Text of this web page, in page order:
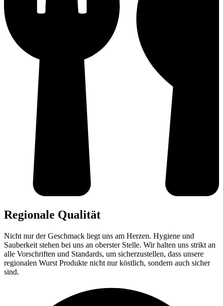
Regionale Qualität
Nicht nur der Geschmack liegt uns am Herzen. Hygiene und
Sauberkeit stehen bei uns an oberster Stelle. Wir halten uns strikt an
alle Vorschriften und Standards, um sicherzustellen, dass unsere
regionalen Wurst Produkte nicht nur köstlich, sondern auch sicher
sind.